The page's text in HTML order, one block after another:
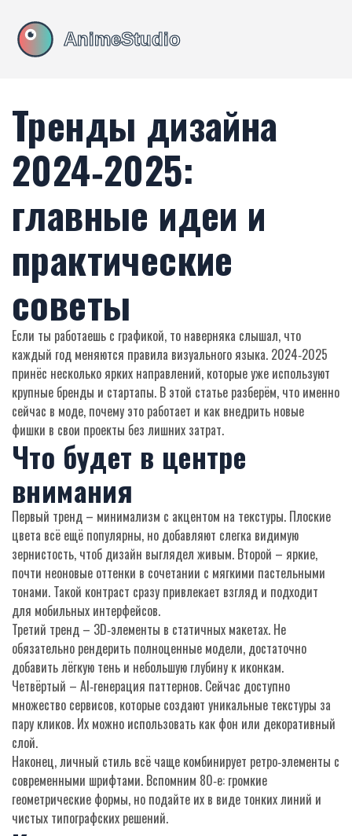
Тренды дизайна
2024‑2025:
главные идеи и
практические
советы
Если ты работаешь с графикой, то наверняка слышал, что
каждый год меняются правила визуального языка. 2024‑2025
принёс несколько ярких направлений, которые уже используют
крупные бренды и стартапы. В этой статье разберём, что именно
сейчас в моде, почему это работает и как внедрить новые
фишки в свои проекты без лишних затрат.
Что будет в центре
внимания
Первый тренд – минимализм с акцентом на текстуры. Плоские
цвета всё ещё популярны, но добавляют слегка видимую
зернистость, чтоб дизайн выглядел живым. Второй – яркие,
почти неоновые оттенки в сочетании с мягкими пастельными
тонами. Такой контраст сразу привлекает взгляд и подходит
для мобильных интерфейсов.
Третий тренд – 3D‑элементы в статичных макетах. Не
обязательно рендерить полноценные модели, достаточно
добавить лёгкую тень и небольшую глубину к иконкам.
Четвёртый – AI‑генерация паттернов. Сейчас доступно
множество сервисов, которые создают уникальные текстуры за
пару кликов. Их можно использовать как фон или декоративный
слой.
Наконец, личный стиль всё чаще комбинирует ретро‑элементы с
современными шрифтами. Вспомним 80‑е: громкие
геометрические формы, но подайте их в виде тонких линий и
чистых типографских решений.